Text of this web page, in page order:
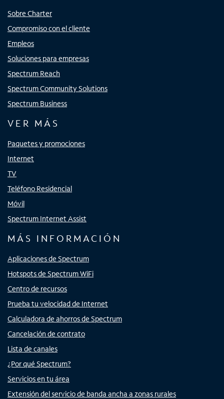
Sobre Charter
Compromiso con el cliente
Empleos
Soluciones para empresas
Spectrum Reach
Spectrum Community Solutions
Spectrum Business
VER MÁS
Paquetes y promociones
Internet
TV
Teléfono Residencial
Móvil
Spectrum Internet Assist
MÁS INFORMACIÓN
Aplicaciones de Spectrum
Hotspots de Spectrum WiFi
Centro de recursos
Prueba tu velocidad de Internet
Calculadora de ahorros de Spectrum
Cancelación de contrato
Lista de canales
¿Por qué Spectrum?
Servicios en tu área
Extensión del servicio de banda ancha a zonas rurales